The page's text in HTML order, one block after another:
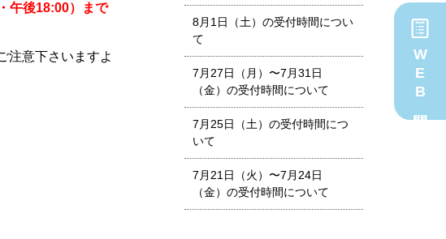
WEB問診
午後18:00）まで
注意下さいますよ
8月1日（土）の受付時間につい
て
7月27日（月）〜7月31日
（金）の受付時間について
7月25日（土）の受付時間につ
いて
7月21日（火）〜7月24日
（金）の受付時間について